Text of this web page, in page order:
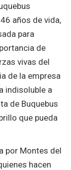
años de vida,
para
de
vivas del
de la empresa
indisoluble a
de Buquebus
que pueda
por Montes del
hacen